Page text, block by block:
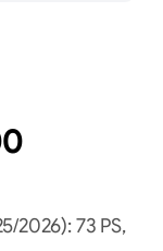
2026): 73 PS,